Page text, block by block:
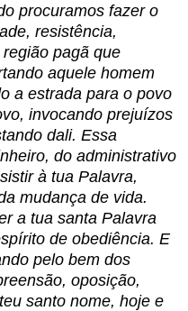
procuramos fazer o
resistência,
pagã que
aquele homem
a estrada para o povo
invocando prejuízos
dali. Essa
do administrativo
à tua Palavra,
mudança de vida.
a tua santa Palavra
de obediência. E
pelo bem dos
oposição,
santo nome, hoje e